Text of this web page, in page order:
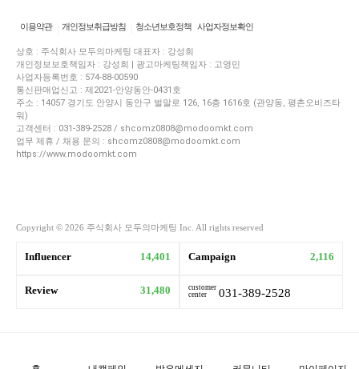
이용약관 개인정보취급방침 청소년보호정책 사업자정보확인
상호 : 주식회사 모두의마케팅 대표자 : 강성희
개인정보보호책임자 : 강성희 | 광고마케팅책임자 : 고영민
사업자등록번호 : 574-88-00590
통신판매업신고 : 제2021-안양동안-0431호
주소 : 14057 경기도 안양시 동안구 벌말로 126, 16층 1616호 (관양동, 평촌오비즈타
워)
고객센터 : 031-389-2528 / shcomz0808@modoomkt.com
업무 제휴 / 채용 문의 : shcomz0808@modoomkt.com
https://www.modoomkt.com
Copyright © 2026 주식회사 모두의마케팅 Inc. All rights reserved
Influencer 14,401 Campaign 2,116
Review 31,480
customer
center
031-389-2528